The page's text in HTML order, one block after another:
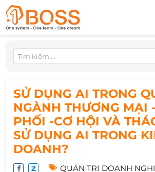
SỬ DỤNG AI TRONG
NGÀNH THƯƠNG MẠI
PHỐI -CƠ HỘI VÀ
SỬ DỤNG AI TRONG
DOANH?
QUẢN TRỊ DOANH